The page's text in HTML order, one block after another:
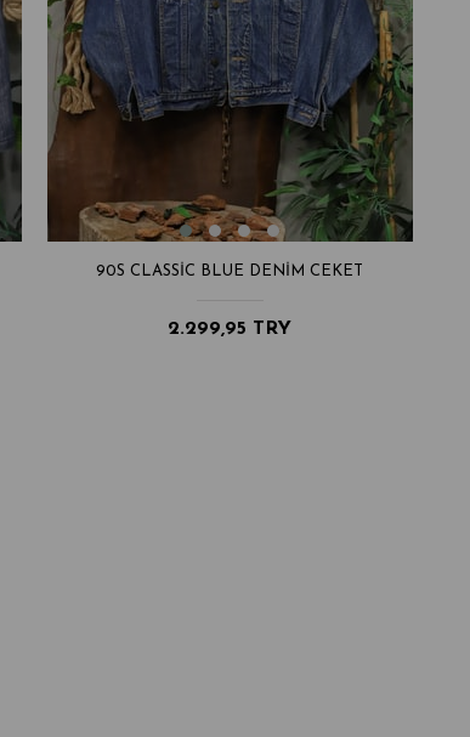
90S CLASSIC BLUE DENIM CEKET
2.299,95 TRY